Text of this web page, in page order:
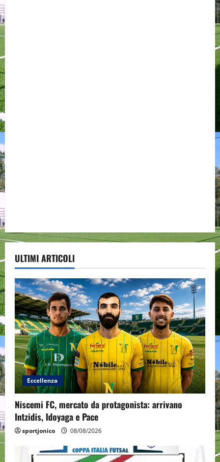
ULTIMI ARTICOLI
Eccellenza
Niscemi FC, mercato da protagonista: arrivano
Intzidis, Idoyaga e Pace
sportjonico 08/08/2026